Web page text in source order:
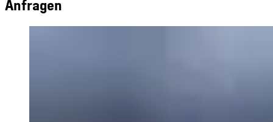
Anfragen